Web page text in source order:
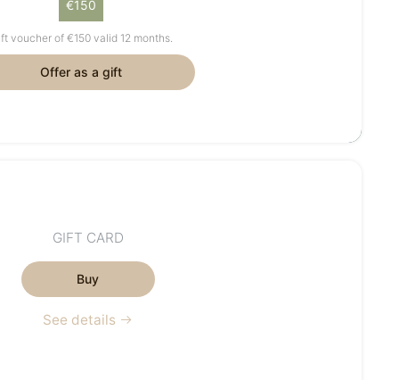
€150
voucher of €150 valid 12 months.
Offer as a gift
GIFT CARD
Buy
See details